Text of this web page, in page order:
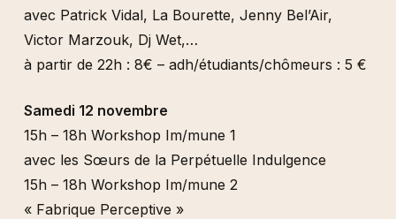
avec Patrick Vidal, La Bourette, Jenny Bel’Air,
Victor Marzouk, Dj Wet,…
à partir de 22h : 8€ – adh/étudiants/chômeurs : 5 €
Samedi 12 novembre
15h – 18h Workshop Im/mune 1
avec les Sœurs de la Perpétuelle Indulgence
15h – 18h Workshop Im/mune 2
« Fabrique Perceptive »